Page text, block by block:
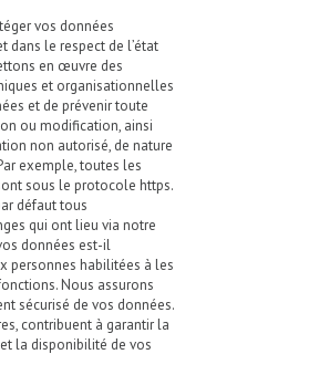
vos données
dans le respect de l’état
en œuvre des
et organisationnelles
et de prévenir toute
ou modification, ainsi
non autorisé, de nature
exemple, toutes les
sous le protocole https.
défaut tous
qui ont lieu via notre
données est-il
personnes habilitées à les
Nous assurons
sécurisé de vos données.
contribuent à garantir la
la disponibilité de vos